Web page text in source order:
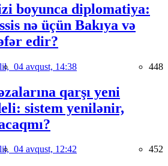
boyunca diplomatiya:
nə üçün Bakıya və
edir?
04 avqust, 14:38 448
qarşı yeni
sistem yenilənir,
04 avqust, 12:42 452